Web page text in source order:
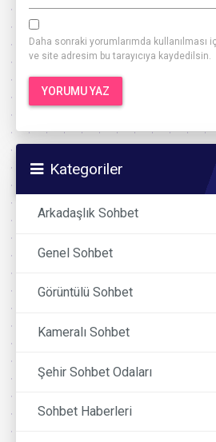
Daha sonraki yorumlarımda kullanılması
ve site adresim bu tarayıcıya kaydedilsin.
Kategoriler
Arkadaşlık Sohbet
Genel Sohbet
Görüntülü Sohbet
Kameralı Sohbet
Şehir Sohbet Odaları
Sohbet Haberleri